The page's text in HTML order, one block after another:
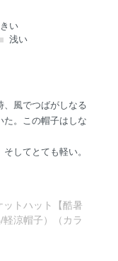
い
浅い
、風でつばがしなる
た。この帽子はしな
してとても軽い。
トハット【酷暑
涼帽子）（カラ